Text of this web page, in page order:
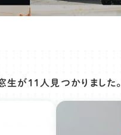
生が11人 見つかりました。